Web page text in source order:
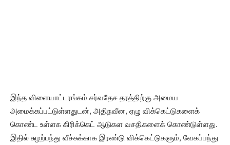
​இந்த விளையாட்டரங்கம் சர்வதேச தரத்திற்கு அமைய
அமைக்கப்பட்டுள்ளதுடன், அதிநவீன, ஏழு விக்கெட்டுகளைக்
கொண்ட உள்ளக கிரிக்கெட் ஆடுகள வசதிகளைக் கொண்டுள்ளது.
இதில் சுழற்பந்து வீச்சுக்காக இரண்டு விக்கெட்டுகளும், வேகப்பந்து